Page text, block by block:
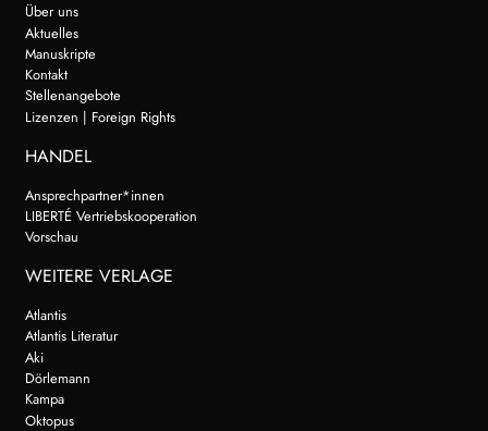
Über uns
Aktuelles
Manuskripte
Kontakt
Stellenangebote
Lizenzen | Foreign Rights
HANDEL
Ansprechpartner*innen
LIBERTÉ Vertriebskooperation
Vorschau
WEITERE VERLAGE
Atlantis
Atlantis Literatur
Aki
Dörlemann
Kampa
Oktopus